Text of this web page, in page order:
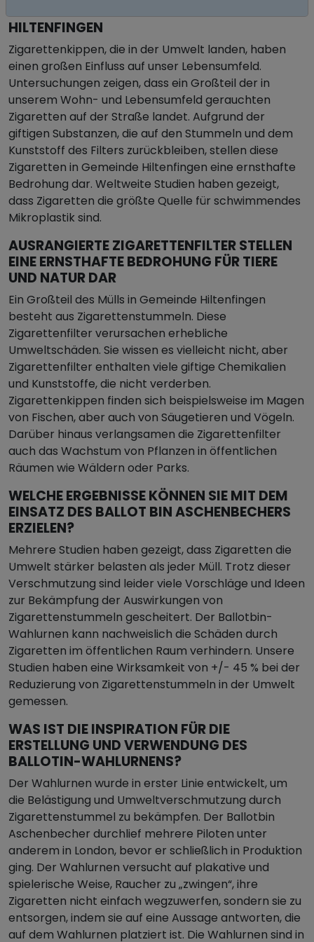
HILTENFINGEN
Zigarettenkippen, die in der Umwelt landen, haben
einen großen Einfluss auf unser Lebensumfeld.
Untersuchungen zeigen, dass ein Großteil der in
unserem Wohn- und Lebensumfeld gerauchten
Zigaretten auf der Straße landet. Aufgrund der
giftigen Substanzen, die auf den Stummeln und dem
Kunststoff des Filters zurückbleiben, stellen diese
Zigaretten in Gemeinde Hiltenfingen eine ernsthafte
Bedrohung dar. Weltweite Studien haben gezeigt,
dass Zigaretten die größte Quelle für schwimmendes
Mikroplastik sind.
AUSRANGIERTE ZIGARETTENFILTER STELLEN
EINE ERNSTHAFTE BEDROHUNG FÜR TIERE
UND NATUR DAR
Ein Großteil des Mülls in Gemeinde Hiltenfingen
besteht aus Zigarettenstummeln. Diese
Zigarettenfilter verursachen erhebliche
Umweltschäden. Sie wissen es vielleicht nicht, aber
Zigarettenfilter enthalten viele giftige Chemikalien
und Kunststoffe, die nicht verderben.
Zigarettenkippen finden sich beispielsweise im Magen
von Fischen, aber auch von Säugetieren und Vögeln.
Darüber hinaus verlangsamen die Zigarettenfilter
auch das Wachstum von Pflanzen in öffentlichen
Räumen wie Wäldern oder Parks.
WELCHE ERGEBNISSE KÖNNEN SIE MIT DEM
EINSATZ DES BALLOT BIN ASCHENBECHERS
ERZIELEN?
Mehrere Studien haben gezeigt, dass Zigaretten die
Umwelt stärker belasten als jeder Müll. Trotz dieser
Verschmutzung sind leider viele Vorschläge und Ideen
zur Bekämpfung der Auswirkungen von
Zigarettenstummeln gescheitert. Der Ballotbin-
Wahlurnen kann nachweislich die Schäden durch
Zigaretten im öffentlichen Raum verhindern. Unsere
Studien haben eine Wirksamkeit von +/- 45 % bei der
Reduzierung von Zigarettenstummeln in der Umwelt
gemessen.
WAS IST DIE INSPIRATION FÜR DIE
ERSTELLUNG UND VERWENDUNG DES
BALLOTIN-WAHLURNENS?
Der Wahlurnen wurde in erster Linie entwickelt, um
die Belästigung und Umweltverschmutzung durch
Zigarettenstummel zu bekämpfen. Der Ballotbin
Aschenbecher durchlief mehrere Piloten unter
anderem in London, bevor er schließlich in Produktion
ging. Der Wahlurnen versucht auf plakative und
spielerische Weise, Raucher zu „zwingen“, ihre
Zigaretten nicht einfach wegzuwerfen, sondern sie zu
entsorgen, indem sie auf eine Aussage antworten, die
auf dem Wahlurnen platziert ist. Die Wahlurnen sind in